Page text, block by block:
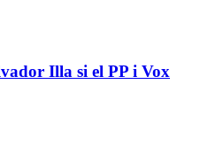
Illa si el PP i Vox